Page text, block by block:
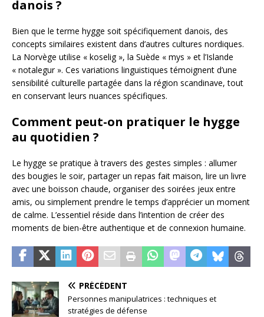
danois ?
Bien que le terme hygge soit spécifiquement danois, des
concepts similaires existent dans d’autres cultures nordiques.
La Norvège utilise « koselig », la Suède « mys » et l’Islande
« notalegur ». Ces variations linguistiques témoignent d’une
sensibilité culturelle partagée dans la région scandinave, tout
en conservant leurs nuances spécifiques.
Comment peut-on pratiquer le hygge
au quotidien ?
Le hygge se pratique à travers des gestes simples : allumer
des bougies le soir, partager un repas fait maison, lire un livre
avec une boisson chaude, organiser des soirées jeux entre
amis, ou simplement prendre le temps d’apprécier un moment
de calme. L’essentiel réside dans l’intention de créer des
moments de bien-être authentique et de connexion humaine.
PRÉCÉDENT
Personnes manipulatrices : techniques et
stratégies de défense